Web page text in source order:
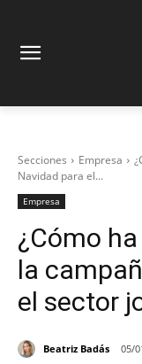
Secciones Empresa
Navidad para el...
Empresa
¿Cómo
la
el sector
Beatriz Badás 05/